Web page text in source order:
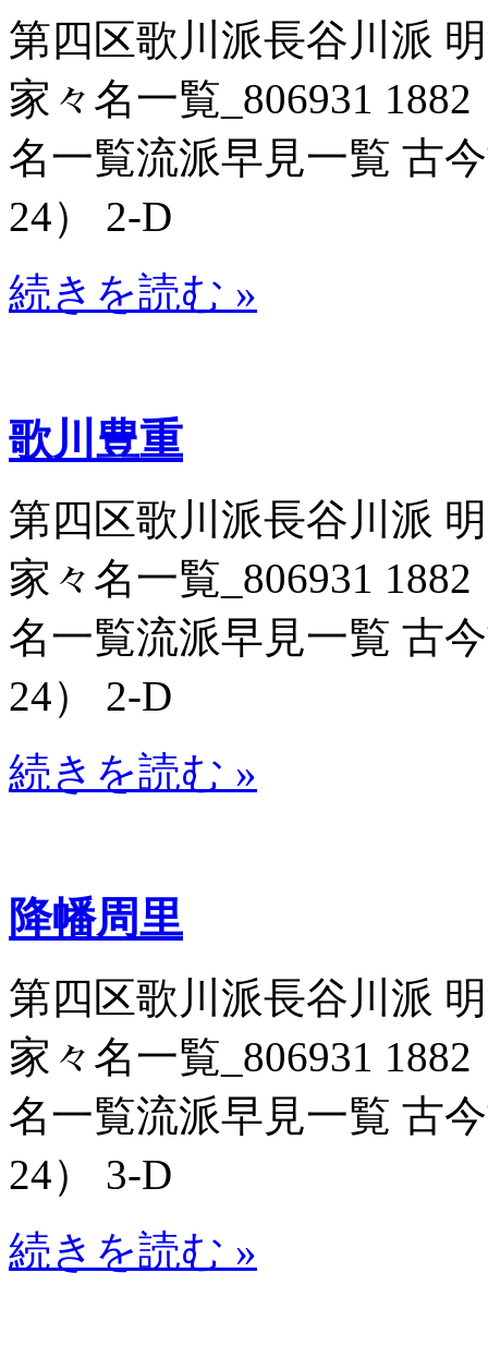
第四区歌川派長谷川派
家々名一覧_806931
名一覧流派早見一覧 古
24） 2-D
続きを読む »
歌川豊重
第四区歌川派長谷川派
家々名一覧_806931
名一覧流派早見一覧 古
24） 2-D
続きを読む »
降幡周里
第四区歌川派長谷川派
家々名一覧_806931
名一覧流派早見一覧 古
24） 3-D
続きを読む »